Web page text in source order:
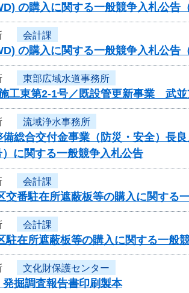
の購入に関する一般競争入札公告
会計課
の購入に関する一般競争入札公告
東部広域水道事務所
施工東第2-1号／既設管更新事業 武
流域浄水事務所
総合交付金事業（防災・安全）長良
）に関する一般競争入札公告
会計課
交番駐在所遮蔽板等の購入に関する
会計課
駐在所遮蔽板等の購入に関する一般
文化財保護センター
発掘調査報告書印刷製本